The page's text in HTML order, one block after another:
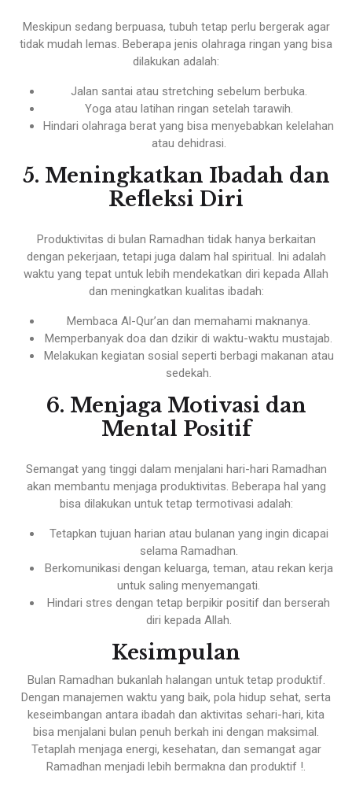
Meskipun sedang berpuasa, tubuh tetap perlu bergerak agar
tidak mudah lemas. Beberapa jenis olahraga ringan yang bisa
dilakukan adalah:
Jalan santai atau stretching sebelum berbuka.
Yoga atau latihan ringan setelah tarawih.
Hindari olahraga berat yang bisa menyebabkan kelelahan
atau dehidrasi.
5. Meningkatkan Ibadah dan
Refleksi Diri
Produktivitas di bulan Ramadhan tidak hanya berkaitan
dengan pekerjaan, tetapi juga dalam hal spiritual. Ini adalah
waktu yang tepat untuk lebih mendekatkan diri kepada Allah
dan meningkatkan kualitas ibadah:
Membaca Al-Qur’an dan memahami maknanya.
Memperbanyak doa dan dzikir di waktu-waktu mustajab.
Melakukan kegiatan sosial seperti berbagi makanan atau
sedekah.
6. Menjaga Motivasi dan
Mental Positif
Semangat yang tinggi dalam menjalani hari-hari Ramadhan
akan membantu menjaga produktivitas. Beberapa hal yang
bisa dilakukan untuk tetap termotivasi adalah:
Tetapkan tujuan harian atau bulanan yang ingin dicapai
selama Ramadhan.
Berkomunikasi dengan keluarga, teman, atau rekan kerja
untuk saling menyemangati.
Hindari stres dengan tetap berpikir positif dan berserah
diri kepada Allah.
Kesimpulan
Bulan Ramadhan bukanlah halangan untuk tetap produktif.
Dengan manajemen waktu yang baik, pola hidup sehat, serta
keseimbangan antara ibadah dan aktivitas sehari-hari, kita
bisa menjalani bulan penuh berkah ini dengan maksimal.
Tetaplah menjaga energi, kesehatan, dan semangat agar
Ramadhan menjadi lebih bermakna dan produktif !.